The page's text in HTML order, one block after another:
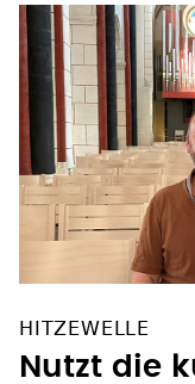
HITZEWELLE
Nutzt die